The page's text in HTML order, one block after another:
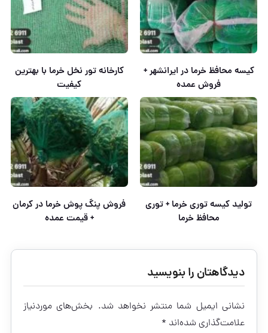
کیسه محافظ خرما در ایرانشهر +
فروش عمده
کارخانه تور نخل خرما با بهترین
کیفیت
تولید کیسه توری خرما + توری
محافظ خرما
فروش پنگ پوش خرما در کرمان
+ قیمت عمده
دیدگاهتان را بنویسید
نشانی ایمیل شما منتشر نخواهد شد. بخش‌های موردنیاز
علامت‌گذاری شده‌اند *